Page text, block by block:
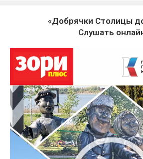
«Добрячки Столицы
Слушать